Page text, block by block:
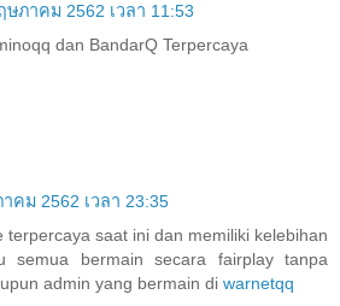
ษภาคม 2562 เวลา 11:53
dan BandarQ Terpercaya
คม 2562 เวลา 23:35
terpercaya saat ini dan memiliki kelebihan
semua bermain secara fairplay tanpa
admin yang bermain di warnetqq